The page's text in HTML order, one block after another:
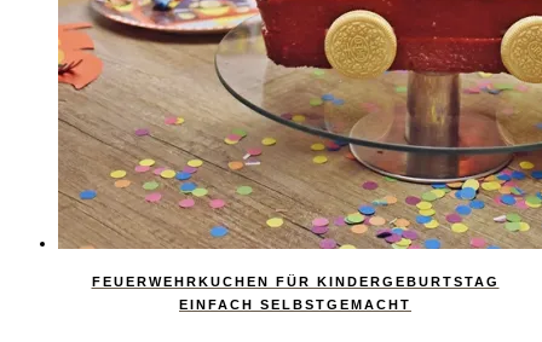
FEUERWEHRKUCHEN FÜR KINDERGEBURTSTAG
EINFACH SELBSTGEMACHT